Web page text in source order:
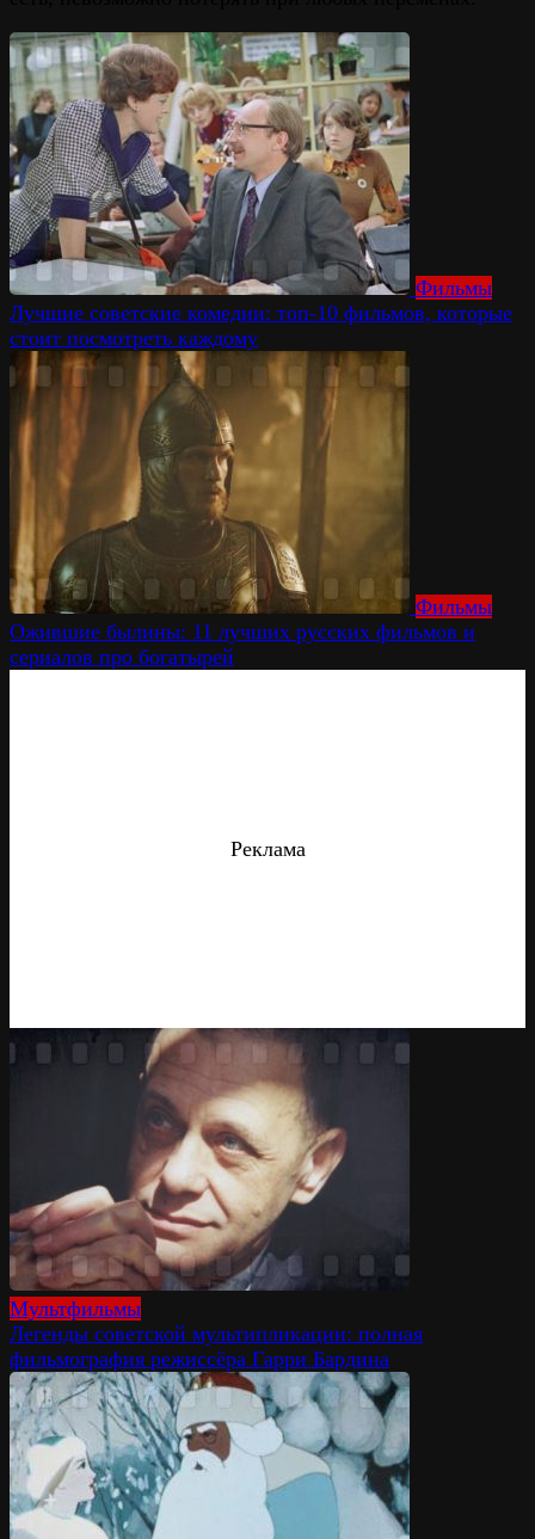
Фильмы
Лучшие советские комедии: топ-10 фильмов, которые
стоит посмотреть каждому
Фильмы
Ожившие былины: 11 лучших русских фильмов и
сериалов про богатырей
Реклама
Мультфильмы
Легенды советской мультипликации: полная
фильмография режиссёра Гарри Бардина